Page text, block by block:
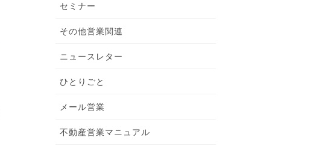
セミナー
その他営業関連
ニュースレター
ひとりごと
メール営業
不動産営業マニュアル